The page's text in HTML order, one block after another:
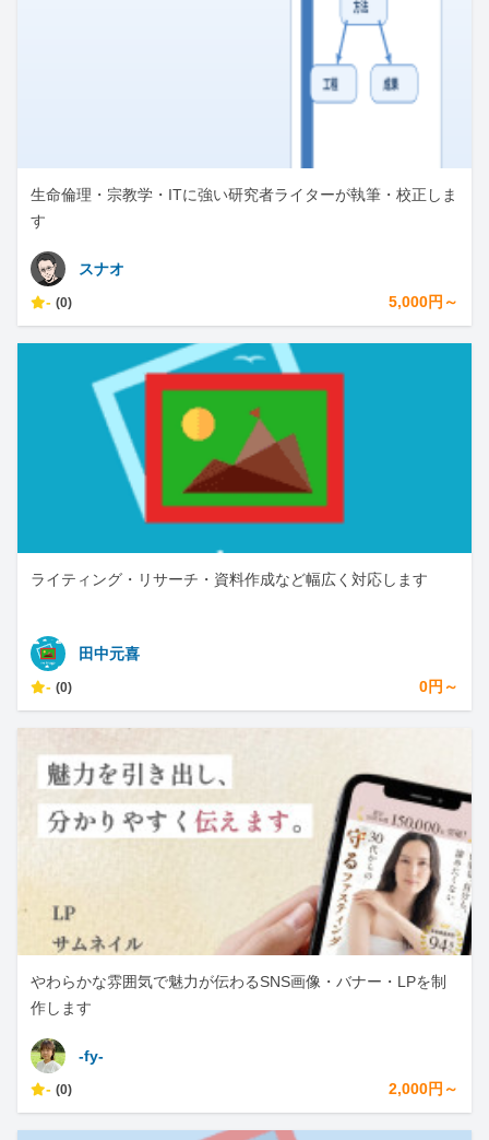
生命倫理・宗教学・ITに強い研究者ライターが執筆・校正しま
す
スナオ
- (0) 5,000円～
ライティング・リサーチ・資料作成など幅広く対応します
田中元喜
- (0) 0円～
やわらかな雰囲気で魅力が伝わるSNS画像・バナー・LPを制
作します
-fy-
- (0) 2,000円～